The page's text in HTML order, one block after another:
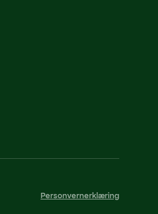
Personvernerklæring